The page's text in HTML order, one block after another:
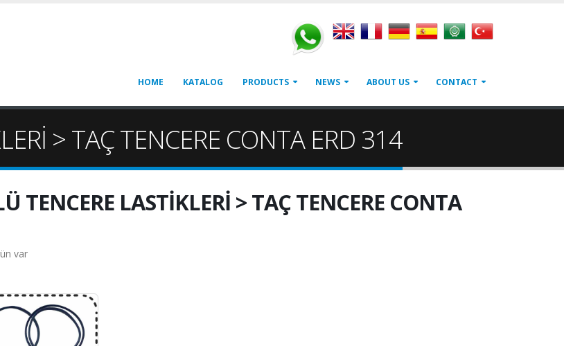
HOME KATALOG PRODUCTS NEWS ABOUT US CONTACT
> TAÇ TENCERE CONTA ERD 314
TENCERE LASTİKLERİ > TAÇ TENCERE CONTA
var